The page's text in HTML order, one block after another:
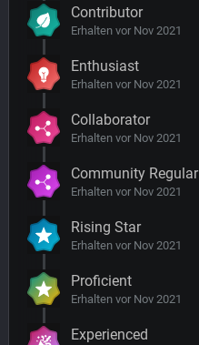
Contributor
Erhalten vor Nov 2021
Enthusiast
Erhalten vor Nov 2021
Collaborator
Erhalten vor Nov 2021
Community Regular
Erhalten vor Nov 2021
Rising Star
Erhalten vor Nov 2021
Proficient
Erhalten vor Nov 2021
Experienced